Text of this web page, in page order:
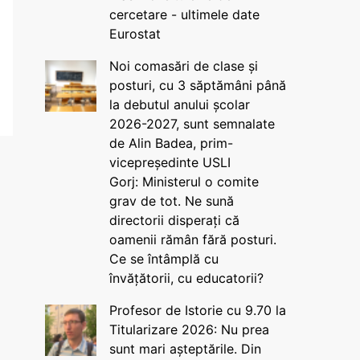
cercetare - ultimele date
Eurostat
Noi comasări de clase și
posturi, cu 3 săptămâni până
la debutul anului școlar
2026-2027, sunt semnalate
de Alin Badea, prim-
vicepreședinte USLI
Gorj: Ministerul o comite
grav de tot. Ne sună
directorii disperați că
oamenii rămân fără posturi.
Ce se întâmplă cu
învățătorii, cu educatorii?
Profesor de Istorie cu 9.70 la
Titularizare 2026: Nu prea
sunt mari așteptările. Din